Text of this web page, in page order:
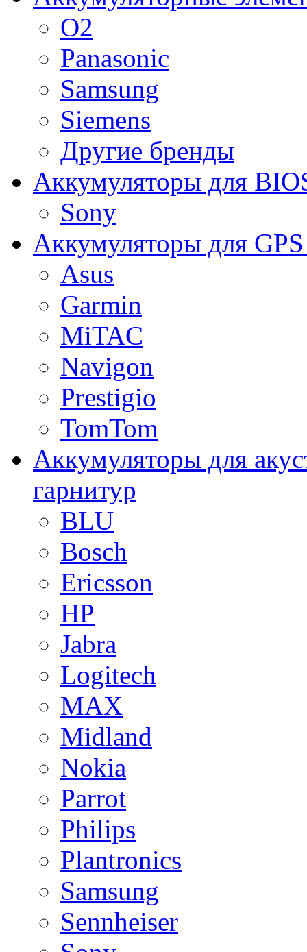
O2
Panasonic
Samsung
Siemens
Другие бренды
Аккумуляторы для
Sony
Аккумуляторы для GPS
Asus
Garmin
MiTAC
Navigon
Prestigio
TomTom
Аккумуляторы для
гарнитур
BLU
Bosch
Ericsson
HP
Jabra
Logitech
MAX
Midland
Nokia
Parrot
Philips
Plantronics
Samsung
Sennheiser